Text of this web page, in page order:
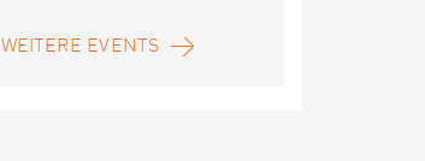
WEITERE EVENTS